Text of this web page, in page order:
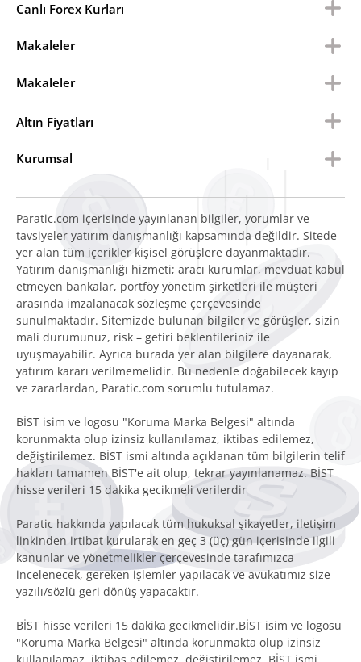
Canlı Forex Kurları
Makaleler
Makaleler
Altın Fiyatları
Kurumsal
Paratic.com içerisinde yayınlanan bilgiler, yorumlar ve
tavsiyeler yatırım danışmanlığı kapsamında değildir. Sitede
yer alan tüm içerikler kişisel görüşlere dayanmaktadır.
Yatırım danışmanlığı hizmeti; aracı kurumlar, mevduat kabul
etmeyen bankalar, portföy yönetim şirketleri ile müşteri
arasında imzalanacak sözleşme çerçevesinde
sunulmaktadır. Sitemizde bulunan bilgiler ve görüşler, sizin
mali durumunuz, risk – getiri beklentileriniz ile
uyuşmayabilir. Ayrıca burada yer alan bilgilere dayanarak,
yatırım kararı verilmemelidir. Bu nedenle doğabilecek kayıp
ve zararlardan, Paratic.com sorumlu tutulamaz.
BİST isim ve logosu "Koruma Marka Belgesi" altında
korunmakta olup izinsiz kullanılamaz, iktibas edilemez,
değiştirilemez. BİST ismi altında açıklanan tüm bilgilerin telif
hakları tamamen BİST'e ait olup, tekrar yayınlanamaz. BİST
hisse verileri 15 dakika gecikmeli verilerdir
Paratic hakkında yapılacak tüm hukuksal şikayetler, iletişim
linkinden irtibat kurularak en geç 3 (üç) gün içerisinde ilgili
kanunlar ve yönetmelikler çerçevesinde tarafımızca
incelenecek, gereken işlemler yapılacak ve avukatımız size
yazılı/sözlü geri dönüş yapacaktır.
BİST hisse verileri 15 dakika gecikmelidir.BİST isim ve logosu
"Koruma Marka Belgesi" altında korunmakta olup izinsiz